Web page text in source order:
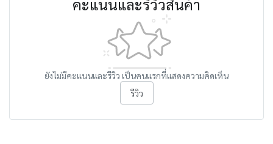
คะแนนและรีวิวสินค้า
ยังไม่มีคะแนนและรีวิว เป็นคนแรกที่แสดงความคิดเห็น
รีวิว